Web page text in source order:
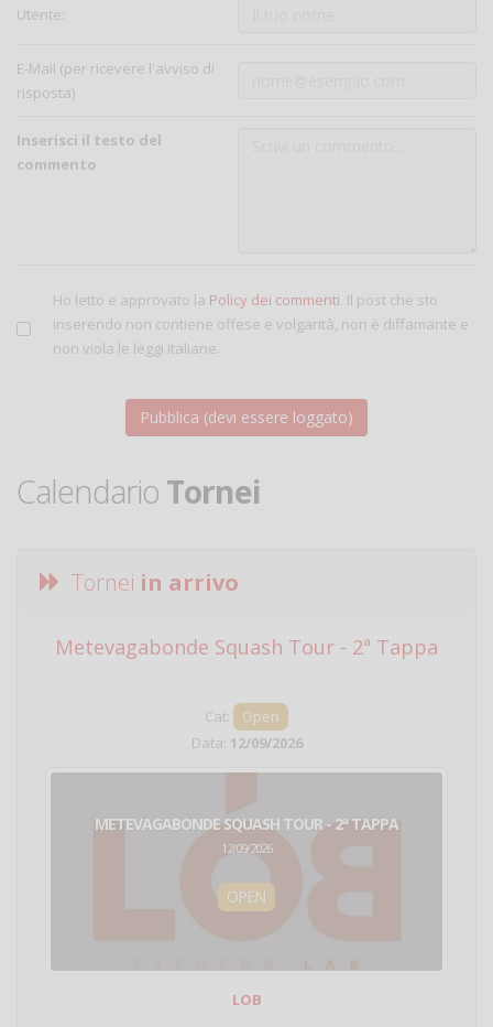
Utente:
E-Mail (per ricevere l'avviso di
risposta)
Inserisci il testo del
commento
Ho letto e approvato la Policy dei commenti. Il post che sto
inserendo non contiene offese e volgarità, non è diffamante e
non viola le leggi italiane.
Calendario Tornei
Tornei in arrivo
Metevagabonde Squash Tour - 2ª Tappa
Cat:
Open
Data: 12/09/2026
METEVAGABONDE SQUASH TOUR - 2ª TAPPA
12/09/2026
OPEN
LOB